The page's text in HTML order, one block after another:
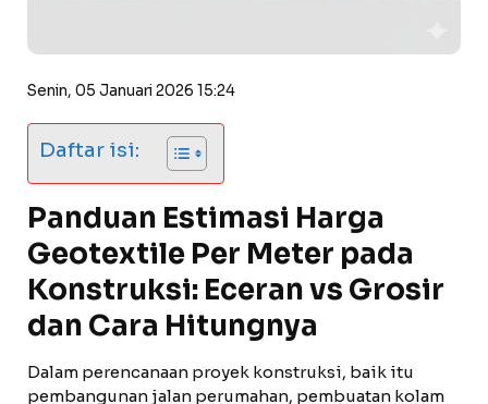
Senin, 05 Januari 2026 15:24
Daftar isi:
Panduan Estimasi Harga
Geotextile Per Meter pada
Konstruksi: Eceran vs Grosir
dan Cara Hitungnya
Dalam perencanaan proyek konstruksi, baik itu
pembangunan jalan perumahan, pembuatan kolam